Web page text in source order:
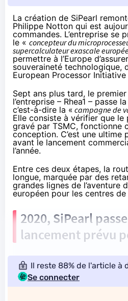
La création de SiPearl
Philippe Notton qui est
commandes. L’entreprise se
le « concepteur du
supercalculateur exascale
permettre à l’Europe
souveraineté technologique,
European Processor Initiative
Sept ans plus tard, le
l’entreprise – Rhea1 – passe
c’est-à-dire la « campagne de
Elle consiste à vérifier que le
gravé par TSMC, fonctionne
conception. C’est une ultime
avant le lancement
l’année.
Entre ces deux étapes, la
longue, marquée par des
grandes lignes de l’aventure
européen pour les centres de
2020, SiPearl
lancement prévu
Il reste 88% de l'article à
Se connecter